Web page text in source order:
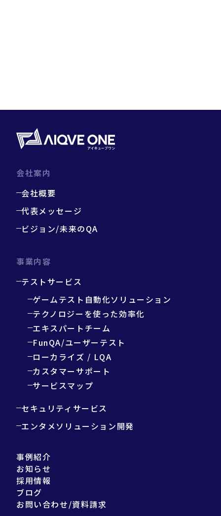
会社案内
会社概要
代表メッセージ
ビジョン/未来のQA
事業内容
テストサービス
ゲームテスト自動化ソリューション
テクノロジーを使った効率化
エキスパートチーム
FunQA/ユーザーテスト
ローカライズ / LQA
カスタマーサポート
サービスマップ
セキュリティサービス
エンタメソリューション開発
事例紹介
お知らせ
採用情報
ブログ
お問い合わせ/資料請求